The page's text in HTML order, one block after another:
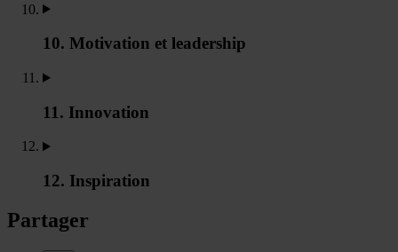
10. Motivation et leadership
11. Innovation
12. Inspiration
Partager